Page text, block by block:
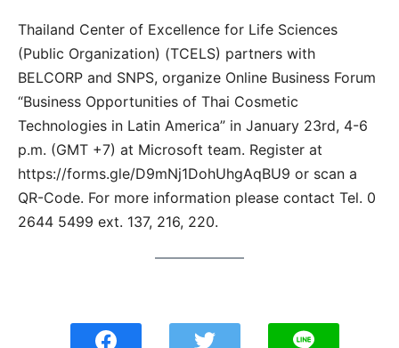
Thailand Center of Excellence for Life Sciences
(Public Organization) (TCELS) partners with
BELCORP and SNPS, organize Online Business Forum
“Business Opportunities of Thai Cosmetic
Technologies in Latin America” in January 23rd, 4-6
p.m. (GMT +7) at Microsoft team. Register at
https://forms.gle/D9mNj1DohUhgAqBU9 or scan a
QR-Code. For more information please contact Tel. 0
2644 5499 ext. 137, 216, 220.